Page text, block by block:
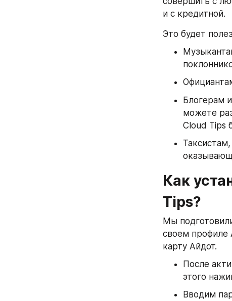
и с кредитной.
Это будет
Блогерам
можете
Cloud Tips
Как
Tips?
Мы
своем профиле
карту Айдот.
После
этого
Вводим